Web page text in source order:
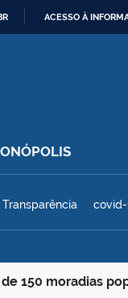
ACESSO À
covid-
150 moradias